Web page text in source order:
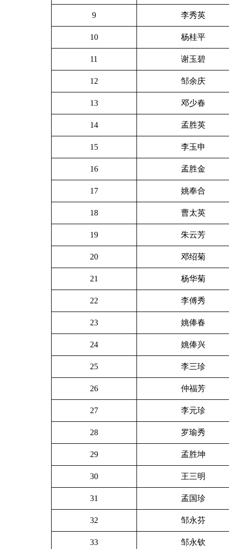
9 李秀英
10 杨桂平
11 谢玉碧
12 邹余庆
13 邓少春
14 孟胜英
15 李玉申
16 孟胜金
17 姚奉合
18 曹太英
19 朱云芳
20 邓绍菊
21 杨华菊
22 李傅秀
23 姚俸春
24 姚俸兴
25 李三珍
26 仲福芳
27 李元珍
28 罗瑜秀
29 孟胜坤
30 王三明
31 孟国珍
32 邹永芬
33 邹永钦